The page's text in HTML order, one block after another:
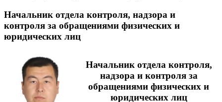
Начальник отдела контроля, надзора и
контроля за обращениями физических и
юридических лиц
Начальник отдела контроля,
надзора и контроля за
обращениями физических и
юридических лиц